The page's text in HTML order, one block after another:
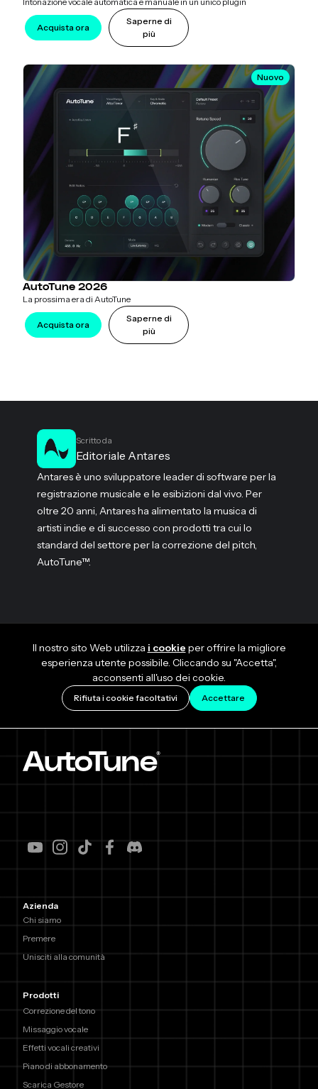
Acquista ora
Saperne di
più
Nuovo
AutoTune 2026
La prossima era di AutoTune
Acquista ora
Saperne di
più
Scritto da
Editoriale Antares
Antares è uno sviluppatore leader di software per la
registrazione musicale e le esibizioni dal vivo. Per
oltre 20 anni, Antares ha alimentato la musica di
artisti indie e di successo con prodotti tra cui lo
standard del settore per la correzione del pitch,
AutoTune™.
Il nostro sito Web utilizza i cookie per offrire la migliore
esperienza utente possibile. Cliccando su "Accetta",
acconsenti all'uso dei cookie.
Rifiuta i cookie facoltativi Accettare
Azienda
Chi siamo
Premere
Unisciti alla comunità
Prodotti
Correzione del tono
Missaggio vocale
Effetti vocali creativi
Piano di abbonamento
Scarica Gestore